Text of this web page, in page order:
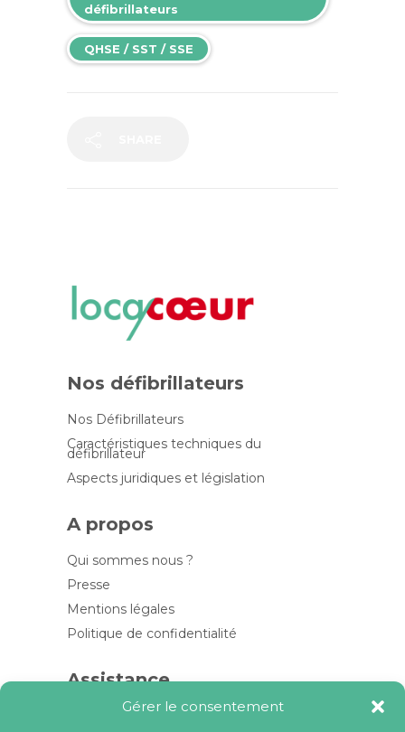
Gérer le consentement
défibrillateurs
QHSE / SST / SSE
Nos défibrillateurs
Nos Défibrillateurs
Caractéristiques techniques du
défibrillateur
Aspects juridiques et législation
A propos
Qui sommes nous ?
Presse
Mentions légales
Politique de confidentialité
Assistance
Contactez-nous